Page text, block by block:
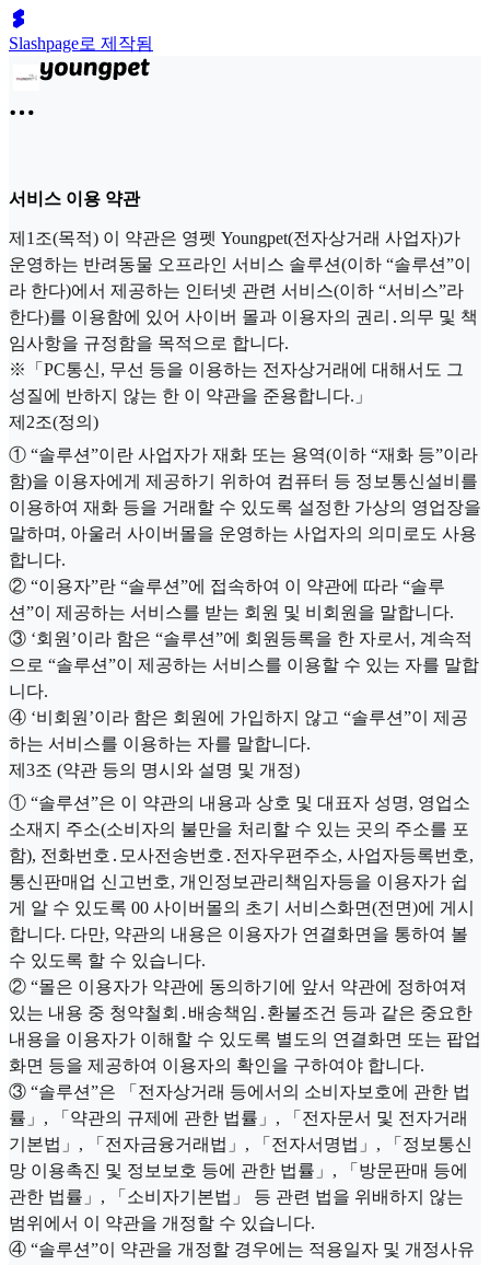
Slashpage로 제작됨
서비스 이용 약관
제1조(목적) 이 약관은 영펫 Youngpet(전자상거래 사업자)가
운영하는 반려동물 오프라인 서비스 솔루션(이하 “솔루션”이
라 한다)에서 제공하는 인터넷 관련 서비스(이하 “서비스”라
한다)를 이용함에 있어 사이버 몰과 이용자의 권리․의무 및 책
임사항을 규정함을 목적으로 합니다.
※「PC통신, 무선 등을 이용하는 전자상거래에 대해서도 그
성질에 반하지 않는 한 이 약관을 준용합니다.」
제2조(정의)
① “솔루션”이란 사업자가 재화 또는 용역(이하 “재화 등”이라
함)을 이용자에게 제공하기 위하여 컴퓨터 등 정보통신설비를
이용하여 재화 등을 거래할 수 있도록 설정한 가상의 영업장을
말하며, 아울러 사이버몰을 운영하는 사업자의 의미로도 사용
합니다.
② “이용자”란 “솔루션”에 접속하여 이 약관에 따라 “솔루
션”이 제공하는 서비스를 받는 회원 및 비회원을 말합니다.
③ ‘회원’이라 함은 “솔루션”에 회원등록을 한 자로서, 계속적
으로 “솔루션”이 제공하는 서비스를 이용할 수 있는 자를 말합
니다.
④ ‘비회원’이라 함은 회원에 가입하지 않고 “솔루션”이 제공
하는 서비스를 이용하는 자를 말합니다.
제3조 (약관 등의 명시와 설명 및 개정)
① “솔루션”은 이 약관의 내용과 상호 및 대표자 성명, 영업소
소재지 주소(소비자의 불만을 처리할 수 있는 곳의 주소를 포
함), 전화번호․모사전송번호․전자우편주소, 사업자등록번호,
통신판매업 신고번호, 개인정보관리책임자등을 이용자가 쉽
게 알 수 있도록 00 사이버몰의 초기 서비스화면(전면)에 게시
합니다. 다만, 약관의 내용은 이용자가 연결화면을 통하여 볼
수 있도록 할 수 있습니다.
② “몰은 이용자가 약관에 동의하기에 앞서 약관에 정하여져
있는 내용 중 청약철회․배송책임․환불조건 등과 같은 중요한
내용을 이용자가 이해할 수 있도록 별도의 연결화면 또는 팝업
화면 등을 제공하여 이용자의 확인을 구하여야 합니다.
③ “솔루션”은 「전자상거래 등에서의 소비자보호에 관한 법
률」, 「약관의 규제에 관한 법률」, 「전자문서 및 전자거래
기본법」, 「전자금융거래법」, 「전자서명법」, 「정보통신
망 이용촉진 및 정보보호 등에 관한 법률」, 「방문판매 등에
관한 법률」, 「소비자기본법」 등 관련 법을 위배하지 않는
범위에서 이 약관을 개정할 수 있습니다.
④ “솔루션”이 약관을 개정할 경우에는 적용일자 및 개정사유